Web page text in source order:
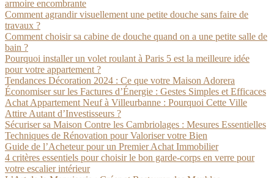
armoire encombrante
Comment agrandir visuellement une petite douche sans faire de
travaux ?
Comment choisir sa cabine de douche quand on a une petite salle de
bain ?
Pourquoi installer un volet roulant à Paris 5 est la meilleure idée
pour votre appartement ?
Tendances Décoration 2024 : Ce que votre Maison Adorera
Économiser sur les Factures d’Énergie : Gestes Simples et Efficaces
Achat Appartement Neuf à Villeurbanne : Pourquoi Cette Ville
Attire Autant d’Investisseurs ?
Sécuriser sa Maison Contre les Cambriolages : Mesures Essentielles
Techniques de Rénovation pour Valoriser votre Bien
Guide de l’Acheteur pour un Premier Achat Immobilier
4 critères essentiels pour choisir le bon garde-corps en verre pour
votre escalier intérieur